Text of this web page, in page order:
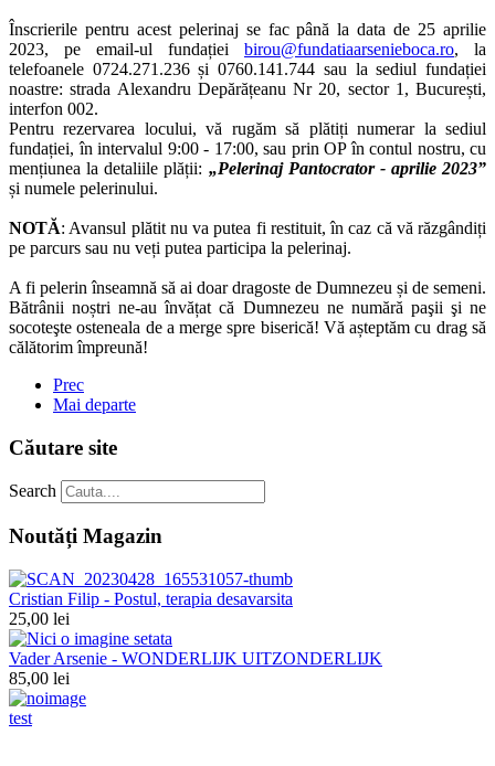
Înscrierile pentru acest pelerinaj se fac până la data de 25 aprilie
2023, pe email-ul fundației birou@fundatiaarsenieboca.ro, la
telefoanele 0724.271.236 și 0760.141.744 sau la sediul fundației
noastre: strada Alexandru Depărățeanu Nr 20, sector 1, București,
interfon 002.
Pentru rezervarea locului, vă rugăm să plătiți numerar la sediul
fundației, în intervalul 9:00 - 17:00, sau prin OP în contul nostru, cu
mențiunea la detaliile plății: „Pelerinaj Pantocrator - aprilie 2023”
și numele pelerinului.
NOTĂ: Avansul plătit nu va putea fi restituit, în caz că vă răzgândiți
pe parcurs sau nu veți putea participa la pelerinaj.
A fi pelerin înseamnă să ai doar dragoste de Dumnezeu și de semeni.
Bătrânii noștri ne-au învățat că Dumnezeu ne numără paşii şi ne
socoteşte osteneala de a merge spre biserică! Vă așteptăm cu drag să
călătorim împreună!
Prec
Mai departe
Căutare site
Search
Noutăți Magazin
Cristian Filip - Postul, terapia desavarsita
25,00 lei
Vader Arsenie - WONDERLIJK UITZONDERLIJK
85,00 lei
test